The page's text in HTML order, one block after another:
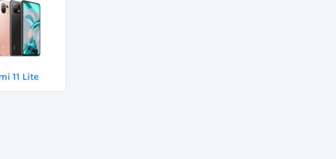
11 Lite